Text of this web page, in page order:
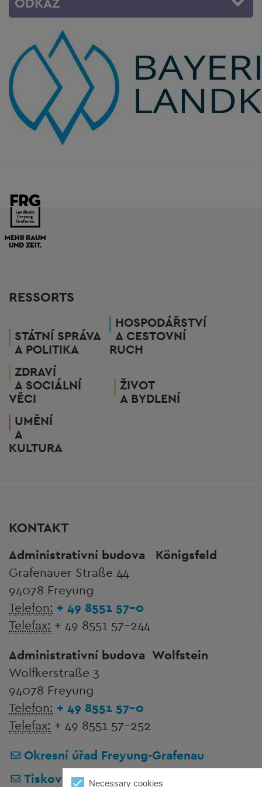
RESSORTS
STÁTNÍ SPRÁVA
A POLITIKA
HOSPODÁŘSTVÍ
A CESTOVNÍ
RUCH
ZDRAVÍ
A SOCIÁLNÍ
VĚCI
ŽIVOT
A BYDLENÍ
UMĚNÍ
A
KULTURA
KONTAKT
Administrativní budova
Königsfeld
Grafenauer Straße 44
94078 Freyung
Telefon: + 49 8551 57-0
Telefax: + 49 8551 57-244
Administrativní budova Wolfstein
Wolfkerstraße 3
94078 Freyung
Telefon: + 49 8551 57-0
Telefax: + 49 8551 57-252
Okresní úřad Freyung-Grafenau
Tisková kancelářNecessary cookies